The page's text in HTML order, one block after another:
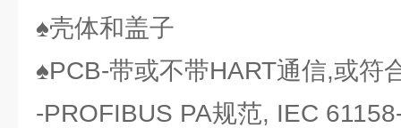
♠壳体和盖子
♠PCB-带或不带HART通信,或符
-PROFIBUS PA规范, IEC